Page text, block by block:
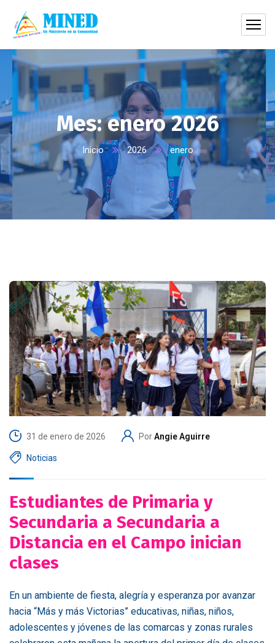
Mes:enero 2026
Inicio 2026 enero
31 de enero de 2026 PorAngie Aguirre
Noticias
Estudiantes de Primaria y
Secundaria a Secundaria a
Distancia en el Campo inician
clases
En un ambiente de fiesta, alegría y esperanza por avanzar
hacia “Más y más Victorias” educativas, niñas, niños,
adolescentes y jóvenes de las comarcas y zonas rurales